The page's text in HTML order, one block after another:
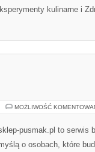
kulinarne i
MOŻLIWOŚĆ
pusmak.pl to serwis
o osobach, które